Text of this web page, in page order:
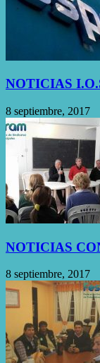
NOTICIAS
8 septiembre, 2017
NOTICIAS
8 septiembre, 2017